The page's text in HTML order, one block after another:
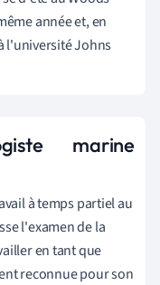
année et, en
l'université Johns
marine
à temps partiel au
l'examen de la
en tant que
reconnue pour son